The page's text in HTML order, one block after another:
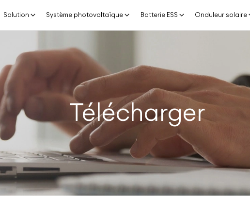
Solution Système photovoltaïque Batterie ESS Onduleur solaire
Télécharger